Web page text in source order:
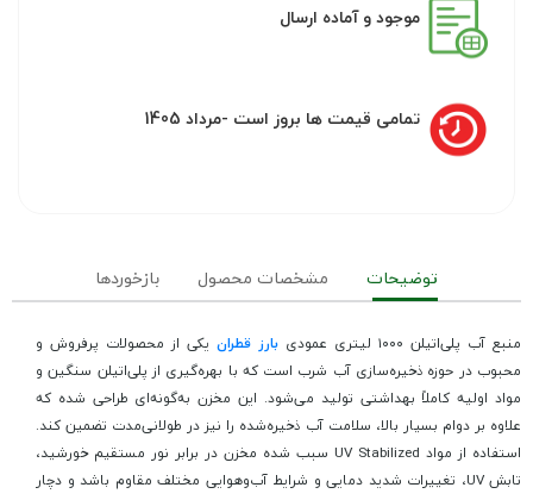
موجود و آماده ارسال
تمامی قیمت ها بروز است -مرداد 1405
توضیحات مشخصات محصول بازخوردها
منبع آب پلی‌اتیلن ۱۰۰۰ لیتری عمودی بارز قطرانیکی از محصولات پرفروش و
محبوب در حوزه ذخیره‌سازی آب شرب است که با بهره‌گیری از پلی‌اتیلن سنگین و
مواد اولیه کاملاً بهداشتی تولید می‌شود. این مخزن به‌گونه‌ای طراحی شده که
علاوه بر دوام بسیار بالا، سلامت آب ذخیره‌شده را نیز در طولانی‌مدت تضمین کند.
استفاده از مواد UV Stabilized سبب شده مخزن در برابر نور مستقیم خورشید،
تابش UV، تغییرات شدید دمایی و شرایط آب‌وهوایی مختلف مقاوم باشد و دچار